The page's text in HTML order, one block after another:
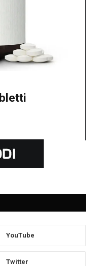
YouTube
Twitter